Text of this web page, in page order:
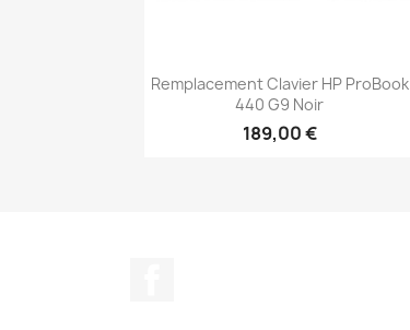
Aperçu rapide
Remplacement Clavier HP ProBook
440 G9 Noir
189,00 €